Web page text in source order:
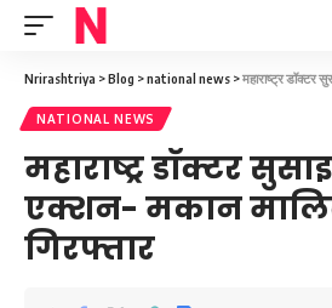
Nrirashtriya >Blog >national news >महाराष्ट्र डॉक्टर
NATIONAL NEWS
महाराष्ट्र डॉक्टर
एक्शन- मकान
गिरफ्तार